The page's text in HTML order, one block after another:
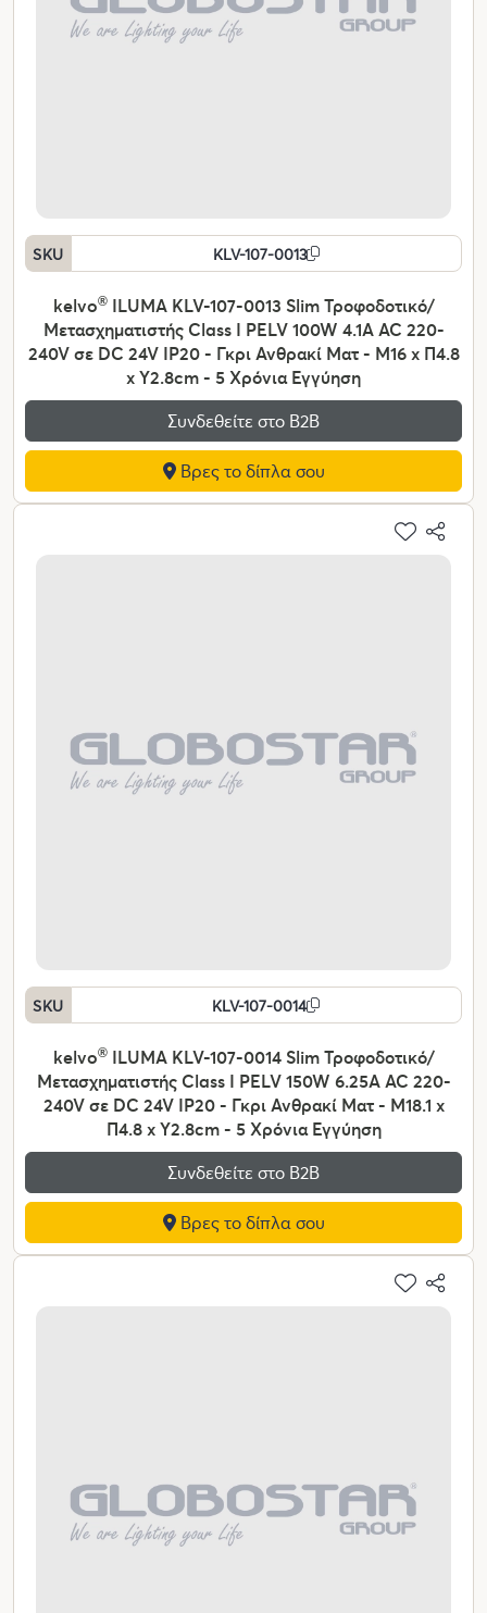
SKU KLV-107-0013
kelvo®ILUMA KLV-107-0013 Slim Τροφοδοτικό/
Μετασχηματιστής Class I PELV 100W 4.1A AC 220-
240V σε DC 24V IP20 - Γκρι Ανθρακί Ματ - Μ16 x Π4.8
x Υ2.8cm - 5 Χρόνια Εγγύηση
Συνδεθείτε στο Β2Β
Βρες το δίπλα σου
SKU KLV-107-0014
kelvo®ILUMA KLV-107-0014 Slim Τροφοδοτικό/
Μετασχηματιστής Class I PELV 150W 6.25A AC 220-
240V σε DC 24V IP20 - Γκρι Ανθρακί Ματ - Μ18.1 x
Π4.8 x Υ2.8cm - 5 Χρόνια Εγγύηση
Συνδεθείτε στο Β2Β
Βρες το δίπλα σου